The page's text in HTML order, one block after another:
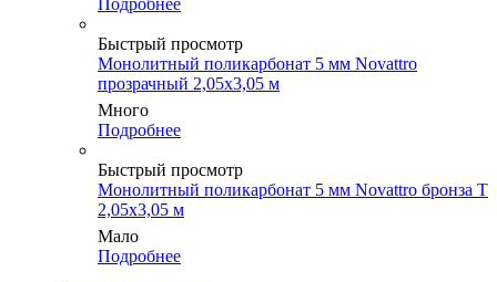
Быстрый просмотр
Монолитный поликарбонат 5 мм Novattro
прозрачный 2,05х3,05 м
Много
Подробнее
Быстрый просмотр
Монолитный поликарбонат 5 мм Novattro бронза Т
2,05х3,05 м
Мало
Подробнее